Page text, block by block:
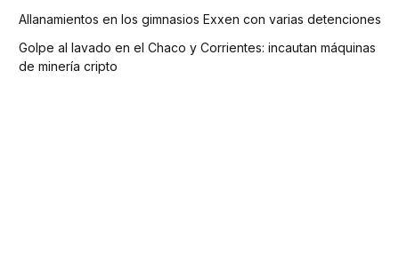
Allanamientos en los gimnasios Exxen con varias detenciones
Golpe al lavado en el Chaco y Corrientes: incautan máquinas
de minería cripto